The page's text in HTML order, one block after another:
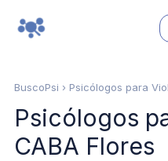
BuscoPsi › Psicólogos para
Psicólogos
CABA Flores